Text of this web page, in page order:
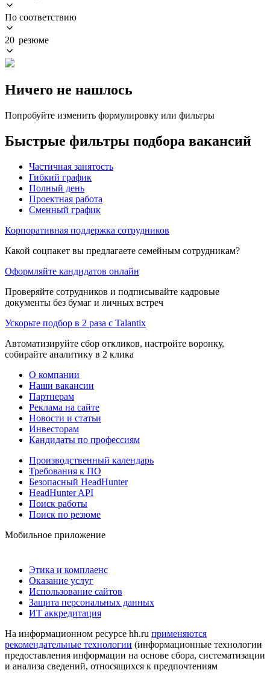
По соответствию
20 резюме
Ничего не нашлось
Попробуйте изменить формулировку или фильтры
Быстрые фильтры подбора вакансий
Частичная занятость
Гибкий график
Полный день
Проектная работа
Сменный график
Корпоративная поддержка сотрудников
Какой соцпакет вы предлагаете семейным сотрудникам?
Оформляйте кандидатов онлайн
Проверяйте сотрудников и подписывайте кадровые
документы без бумаг и личных встреч
Ускорьте подбор в 2 раза с Talantix
Автоматизируйте сбор откликов, настройте воронку,
собирайте аналитику в 2 клика
О компании
Наши вакансии
Партнерам
Реклама на сайте
Новости и статьи
Инвесторам
Кандидаты по профессиям
Производственный календарь
Требования к ПО
Безопасный HeadHunter
HeadHunter API
Поиск работы
Поиск по резюме
Мобильное приложение
Этика и комплаенс
Оказание услуг
Использование сайтов
Защита персональных данных
ИТ аккредитация
На информационном ресурсе hh.ru применяются
рекомендательные технологии (информационные технологии
предоставления информации на основе сбора, систематизации
и анализа сведений, относящихся к предпочтениям